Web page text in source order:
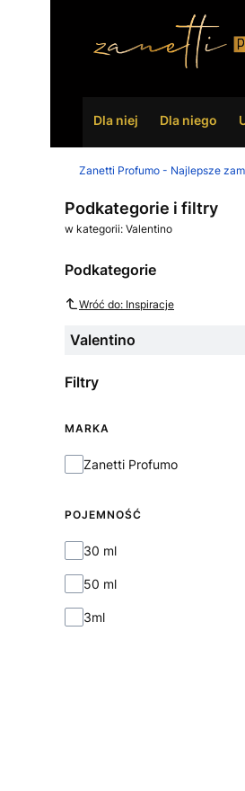
Dla niej Dla niego
Zanetti Profumo - Najlepsze
Podkategorie i filtry
w kategorii: Valentino
Podkategorie
Wróć do: Inspiracje
Valentino
Filtry
MARKA
Marka
Zanetti Profumo
POJEMNOŚĆ
Pojemność
30 ml
50 ml
3ml